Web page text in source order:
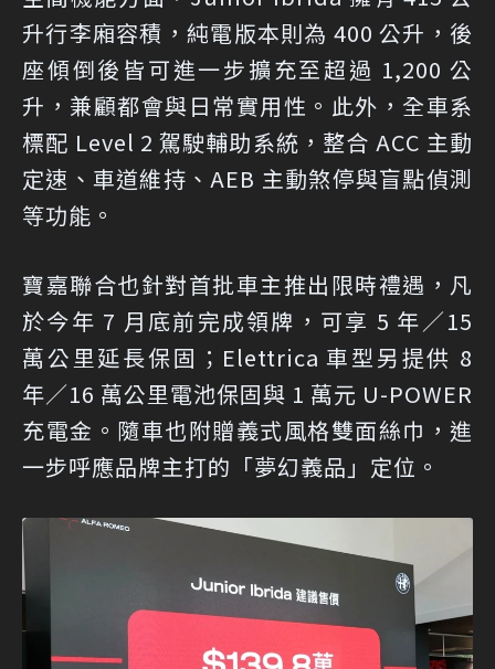
升行李廂容積，純電版本則為 400 公升，後
座傾倒後皆可進一步擴充至超過 1,200 公
升，兼顧都會與日常實用性。此外，全車系
標配 Level 2 駕駛輔助系統，整合 ACC 主動
定速、車道維持、AEB 主動煞停與盲點偵測
等功能。
寶嘉聯合也針對首批車主推出限時禮遇，凡
於今年 7 月底前完成領牌，可享 5 年／15
萬公里延長保固；Elettrica 車型另提供 8
年／16 萬公里電池保固與 1 萬元 U-POWER
充電金。隨車也附贈義式風格雙面絲巾，進
一步呼應品牌主打的「夢幻義品」定位。